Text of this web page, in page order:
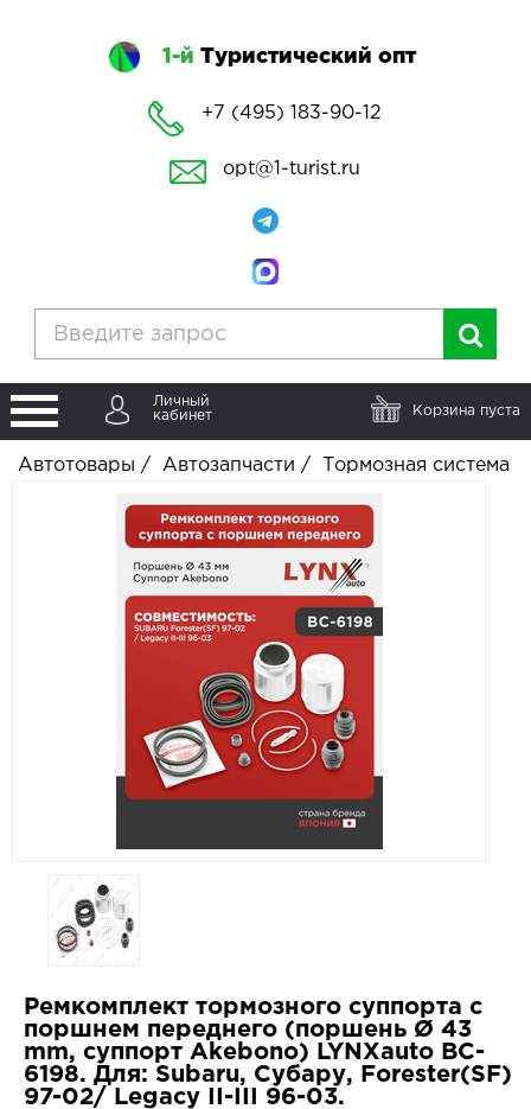
1-й Туристический опт
+7 (495) 183-90-12
opt@1-turist.ru
Личный
кабинет
Корзина пуста
Автотовары / Автозапчасти / Тормозная система
Ремкомплект тормозного суппорта с
поршнем переднего (поршень Ø 43
mm, суппорт Akebono) LYNXauto BC-
6198. Для: Subaru, Субару, Forester(SF)
97-02/ Legacy II-III 96-03.